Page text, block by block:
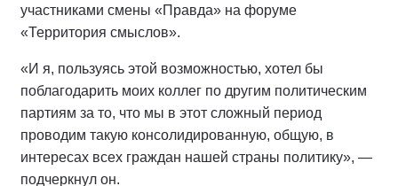
участниками смены «Правда» на форуме
«Территория смыслов».
«И я, пользуясь этой возможностью, хотел бы
поблагодарить моих коллег по другим политическим
партиям за то, что мы в этот сложный период
проводим такую консолидированную, общую, в
интересах всех граждан нашей страны политику», —
подчеркнул он.